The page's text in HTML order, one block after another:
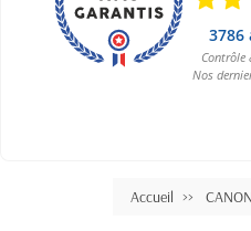
Accueil CANON